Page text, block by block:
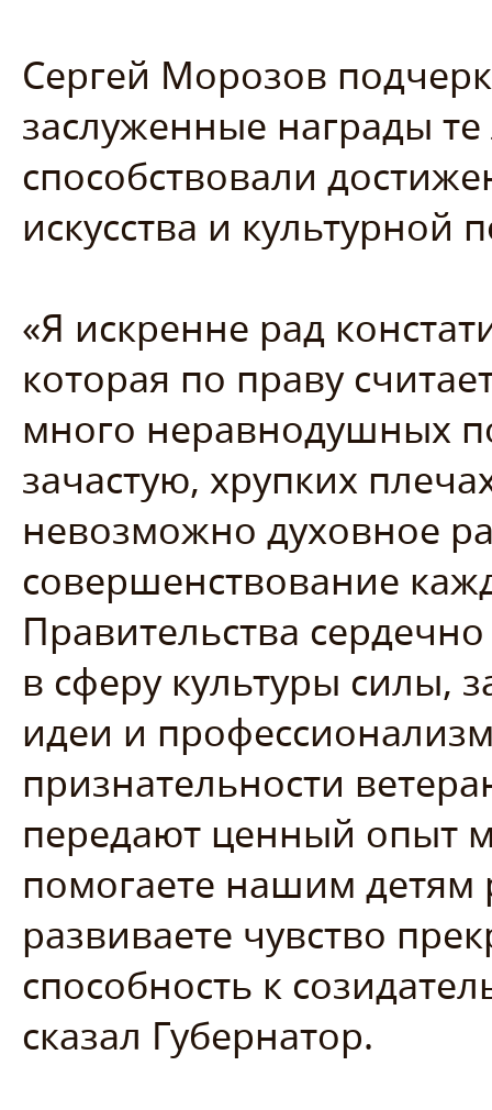
Сергей Морозов
заслуженные награды
способствовали
искусства и культурной
«Я искренне рад
которая по праву
много неравнодушных
зачастую, хрупких
невозможно духовное
совершенствование
Правительства
в сферу культуры силы,
идеи и
признательности
передают ценный опыт
помогаете нашим детям
развиваете чувство
способность к
сказал Губернатор.